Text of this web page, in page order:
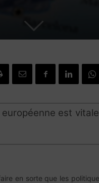
est
en sorte que les